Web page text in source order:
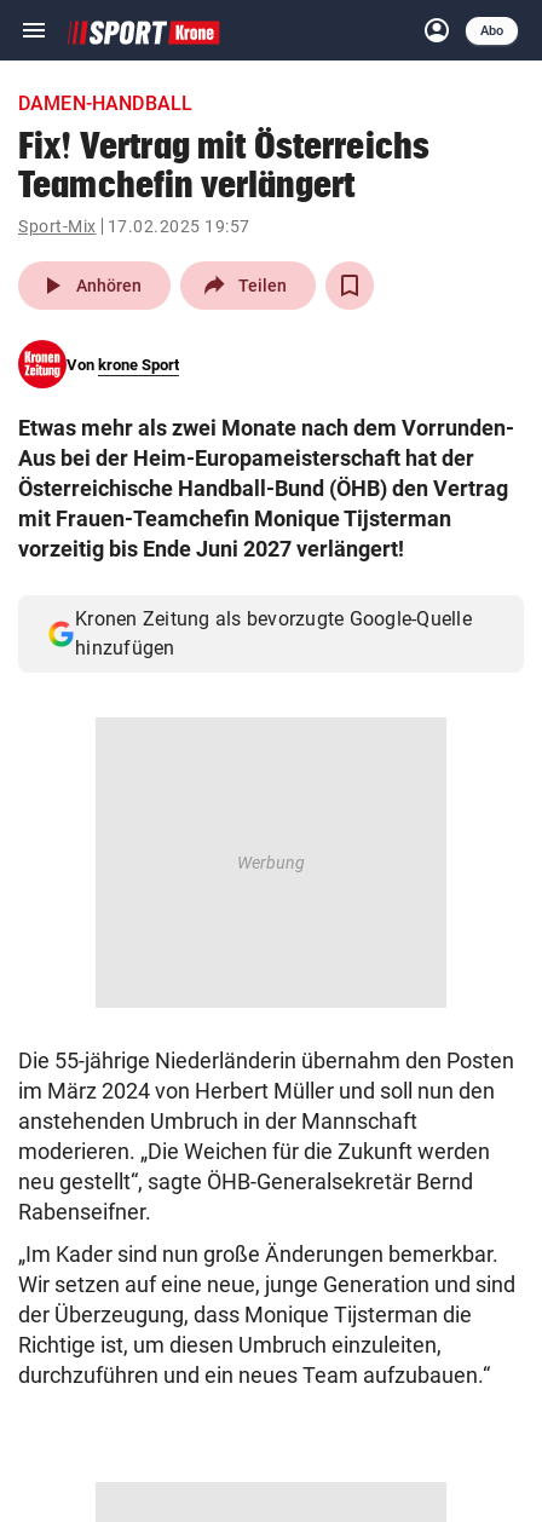
menu Navigation
ein-/ausklappen
account_circle
Anmelden
Abo
close Schließen
Abonnieren
account_circle Anmelden
pin_drop
Wien arrow_right
search
eingeben
© Krone Multimedia GmbH & Co KG 2026
DAMEN-HANDBALL
Fix! Vertrag mit Österreichs
Teamchefin verlängert
Sport-Mix 17.02.2025 19:57
play_arrow Anhören Teilen
Von krone Sport
Etwas mehr als zwei Monate nach dem Vorrunden-
Aus bei der Heim-Europameisterschaft hat der
Österreichische Handball-Bund (ÖHB) den Vertrag
mit Frauen-Teamchefin Monique Tijsterman
vorzeitig bis Ende Juni 2027 verlängert!
Kronen Zeitung als bevorzugte Google-Quelle
hinzufügen
Die 55-jährige Niederländerin übernahm den Posten
im März 2024 von Herbert Müller und soll nun den
anstehenden Umbruch in der Mannschaft
moderieren. „Die Weichen für die Zukunft werden
neu gestellt“, sagte ÖHB-Generalsekretär Bernd
Rabenseifner.
„Im Kader sind nun große Änderungen bemerkbar.
Wir setzen auf eine neue, junge Generation und sind
der Überzeugung, dass Monique Tijsterman die
Richtige ist, um diesen Umbruch einzuleiten,
durchzuführen und ein neues Team aufzubauen.“